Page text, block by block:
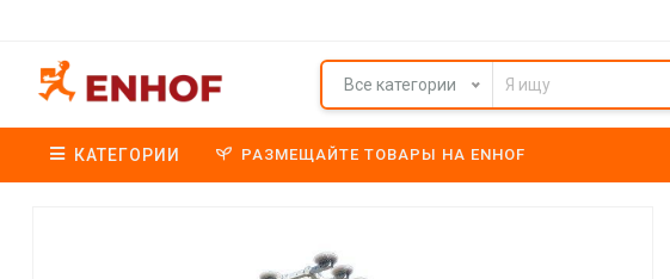
Все категории
КАТЕГОРИИ РАЗМЕЩАЙТЕ ТОВАРЫ НА ENHOF